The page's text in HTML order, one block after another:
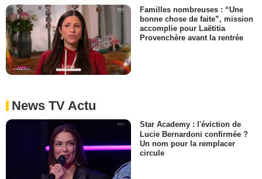
Familles nombreuses : “Une
bonne chose de faite”, mission
accomplie pour Laëtitia
Provenchère avant la rentrée
News TV Actu
Star Academy : l'éviction de
Lucie Bernardoni confirmée ?
Un nom pour la remplacer
circule